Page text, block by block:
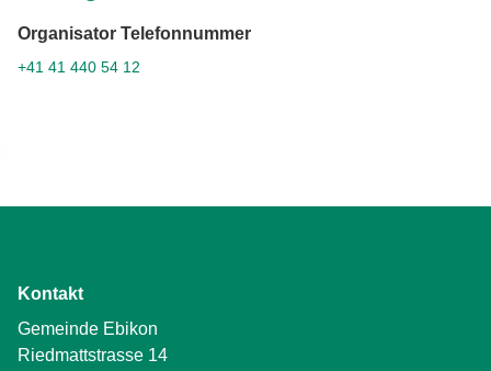
Organisator Telefonnummer
+41 41 440 54 12
Kontakt
Gemeinde Ebikon
Riedmattstrasse 14